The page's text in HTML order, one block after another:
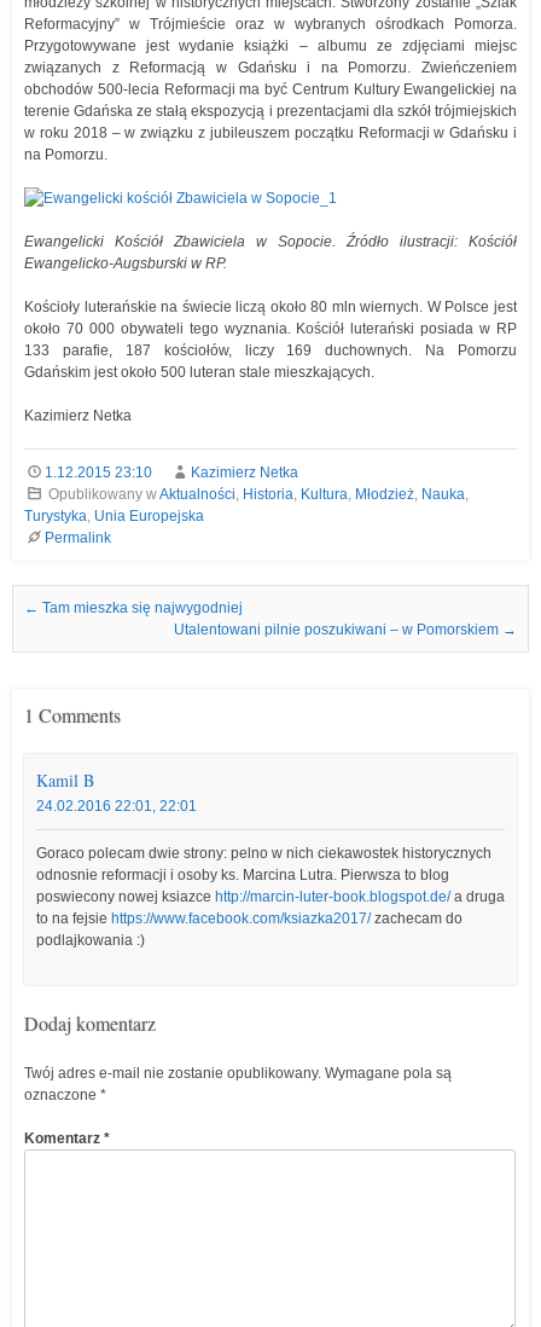
Reformacyjny” w Trójmieście oraz w wybranych ośrodkach Pomorza.
Przygotowywane jest wydanie książki – albumu ze zdjęciami miejsc
związanych z Reformacją w Gdańsku i na Pomorzu. Zwieńczeniem
obchodów 500-lecia Reformacji ma być Centrum Kultury Ewangelickiej na
terenie Gdańska ze stałą ekspozycją i prezentacjami dla szkół trójmiejskich
w roku 2018 – w związku z jubileuszem początku Reformacji w Gdańsku i
na Pomorzu.
Ewangelicki Kościół Zbawiciela w Sopocie. Źródło ilustracji: Kościół
Ewangelicko-Augsburski w RP.
Kościoły luterańskie na świecie liczą około 80 mln wiernych. W Polsce jest
około 70 000 obywateli tego wyznania. Kościół luterański posiada w RP
133 parafie, 187 kościołów, liczy 169 duchownych. Na Pomorzu
Gdańskim jest około 500 luteran stale mieszkających.
Kazimierz Netka
1.12.2015 23:10
Kazimierz Netka
Opublikowany wAktualności, Historia, Kultura, Młodzież, Nauka,
Turystyka, Unia Europejska
Permalink
Nawigacja we wpisach
← Tam mieszka się najwygodniej
Utalentowani pilnie poszukiwani – w Pomorskiem →
1 Comments
Kamil B
24.02.2016 22:01, 22:01
Goraco polecam dwie strony: pelno w nich ciekawostek historycznych
odnosnie reformacji i osoby ks. Marcina Lutra. Pierwsza to blog
poswiecony nowej ksiazce http://marcin-luter-book.blogspot.de/a druga
to na fejsie https://www.facebook.com/ksiazka2017/zachecam do
podlajkowania :)
Dodaj komentarz
Twój adres e-mail nie zostanie opublikowany. Wymagane pola są
oznaczone *
Komentarz *